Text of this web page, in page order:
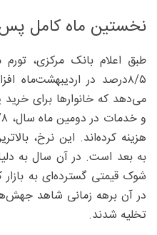
نخستین ماه کامل
۵/‏‏۸درصد در اردیبهشت‌ماه
می‌دهد که خانوارها برای
به بعد است. در آن سال به
شوک قیمتی گسترده‌ای به
در آن برهه زمانی شاهد
تخلیه شدند.